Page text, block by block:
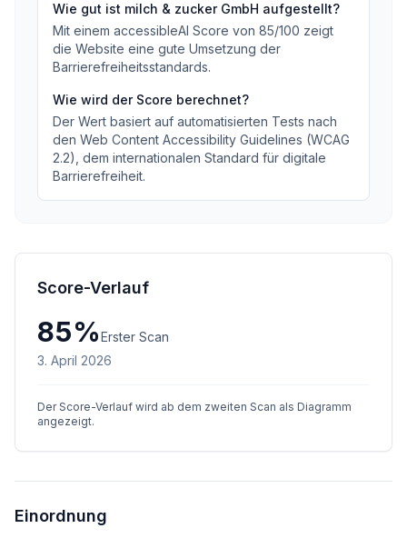
Wie gut ist milch & zucker GmbH aufgestellt?
Mit einem accessibleAI Score von 85/100 zeigt
die Website eine gute Umsetzung der
Barrierefreiheitsstandards.
Wie wird der Score berechnet?
Der Wert basiert auf automatisierten Tests nach
den Web Content Accessibility Guidelines (WCAG
2.2), dem internationalen Standard für digitale
Barrierefreiheit.
Score-Verlauf
85%Erster Scan
3. April 2026
Der Score-Verlauf wird ab dem zweiten Scan als Diagramm
angezeigt.
Einordnung